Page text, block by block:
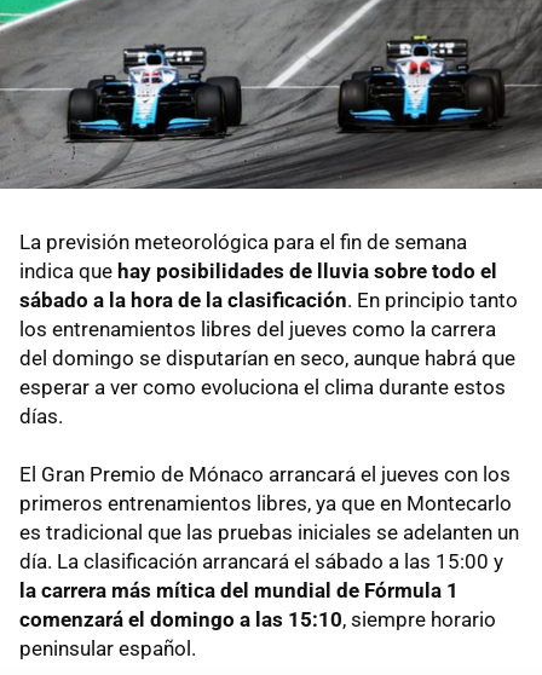
La previsión meteorológica para el fin de semana
indica que hay posibilidades de lluvia sobre todo el
sábado a la hora de la clasificación. En principio tanto
los entrenamientos libres del jueves como la carrera
del domingo se disputarían en seco, aunque habrá que
esperar a ver como evoluciona el clima durante estos
días.
El Gran Premio de Mónaco arrancará el jueves con los
primeros entrenamientos libres, ya que en Montecarlo
es tradicional que las pruebas iniciales se adelanten un
día. La clasificación arrancará el sábado a las 15:00 y
la carrera más mítica del mundial de Fórmula 1
comenzará el domingo a las 15:10, siempre horario
peninsular español.